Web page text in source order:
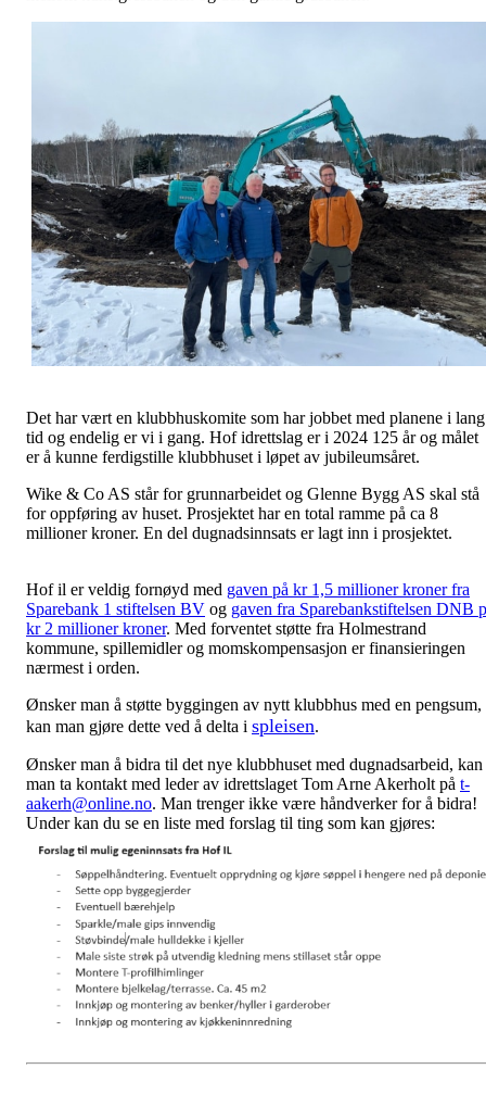
Det har vært en klubbhuskomite som har jobbet med planene i lang
tid og endelig er vi i gang. Hof idrettslag er i 2024 125 år og målet
er å kunne ferdigstille klubbhuset i løpet av jubileumsåret.
Wike & Co AS står for grunnarbeidet og Glenne Bygg AS skal stå
for oppføring av huset. Prosjektet har en total ramme på ca 8
millioner kroner. En del dugnadsinnsats er lagt inn i prosjektet.
Hof il er veldig fornøyd med gaven på kr 1,5 millioner kroner fra
Sparebank 1 stiftelsen BV og gaven fra Sparebankstiftelsen DNB
kr 2 millioner kroner. Med forventet støtte fra Holmestrand
kommune, spillemidler og momskompensasjon er finansieringen
nærmest i orden.
Ønsker man å støtte byggingen av nytt klubbhus med en pengsum,
kan man gjøre dette ved å delta i spleisen.
Ønsker man å bidra til det nye klubbhuset med dugnadsarbeid, kan
man ta kontakt med leder av idrettslaget Tom Arne Akerholt på t-
aakerh@online.no. Man trenger ikke være håndverker for å bidra!
Under kan du se en liste med forslag til ting som kan gjøres: